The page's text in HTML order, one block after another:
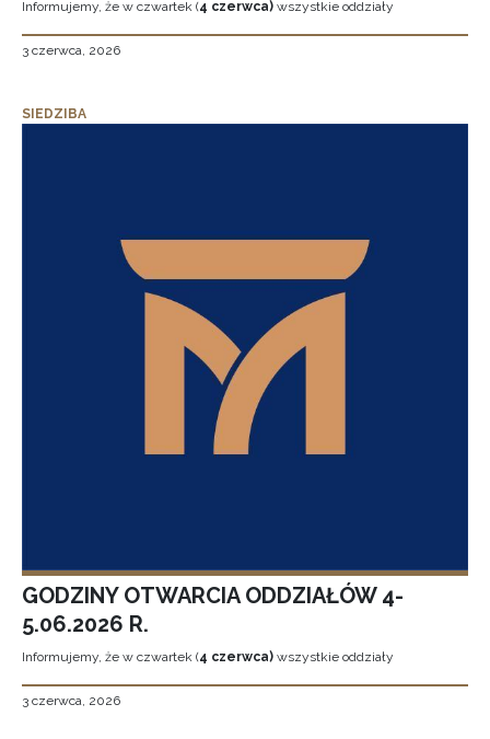
Informujemy, że w czwartek (4 czerwca) wszystkie oddziały
3 czerwca, 2026
SIEDZIBA
GODZINY OTWARCIA ODDZIAŁÓW 4-
5.06.2026 R.
Informujemy, że w czwartek (4 czerwca) wszystkie oddziały
3 czerwca, 2026